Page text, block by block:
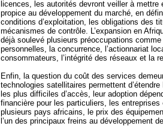
licences, les autorités devront veiller à mettre
propice au développement du marché, en
conditions d’exploitation, les obligations des
mécanismes de contrôle. L’expansion en
déjà soulevé plusieurs préoccupations
personnelles, la concurrence, l’actionnariat
consommateurs, l’intégrité des réseaux et la
Enfin, la question du coût des services
technologies satellitaires permettent
les plus difficiles d’accès, leur adoption
financière pour les particuliers, les
plusieurs pays africains, le prix des
l’un des principaux freins au développement